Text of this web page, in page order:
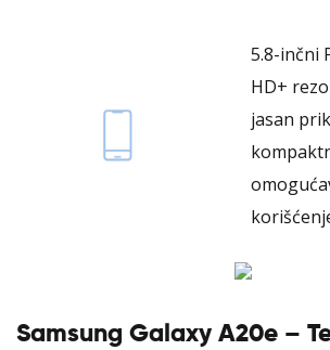
5.8-inčni
HD+
jasan
Samsung Galaxy A20e –